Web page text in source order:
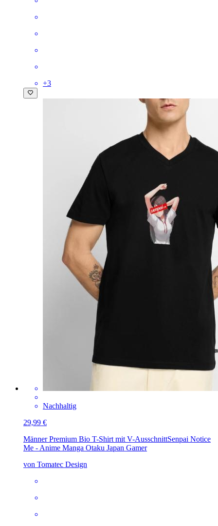
+3
Nachhaltig
29,99 €
Männer Premium Bio T-Shirt mit V-AusschnittSenpai Notice
Me - Anime Manga Otaku Japan Gamer
von Tomatec Design